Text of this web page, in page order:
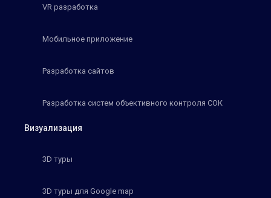
VR разработка
Мобильное приложение
Разработка сайтов
Разработка систем объективного контроля СОК
Визуализация
3D туры
3D туры для Google map